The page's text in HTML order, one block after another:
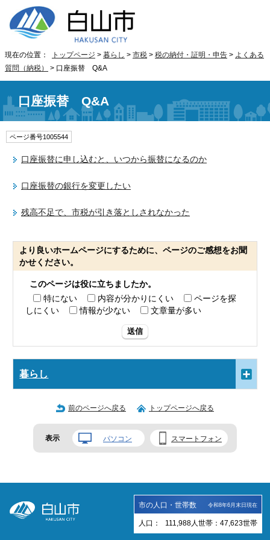
現在の位置： トップページ > 暮らし > 市税 > 税の納付・証明・申告 > よくある
質問（納税）
> 口座振替 Q&A
口座振替 Q&A
ページ番号1005544
口座振替に申し込むと、いつから振替になるのか
口座振替の銀行を変更したい
残高不足で、市税が引き落としされなかった
より良いホームページにするために、ページのご感想をお聞
かせください。
このページは役に立ちましたか。
特にない
内容が分かりにくい
ページを探
しにくい
情報が少ない 文章量が多い
送信
暮らし
前のページへ戻る トップページへ戻る
表示 パソコン スマートフォン
市の人口・世帯数 令和8年6月末日現在
人口： 111,988 人 世帯： 47,623世帯